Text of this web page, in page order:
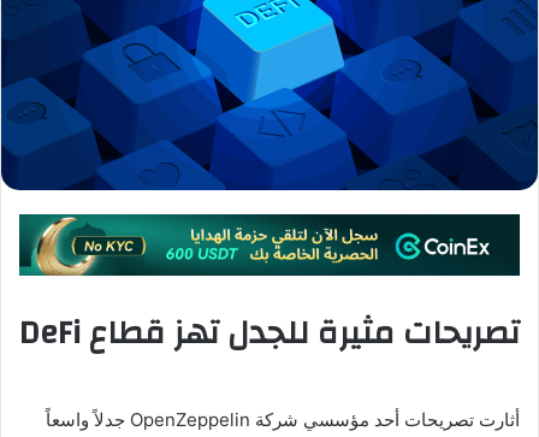
تصريحات مثيرة للجدل تهز قطاع DeFi
أثارت تصريحات أحد مؤسسي شركة OpenZeppelin جدلاً واسعاً